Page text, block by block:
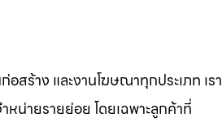
ร้าง และงานโฆษณาทุกประเภท เรา
หน่ายรายย่อย โดยเฉพาะลูกค้าที่